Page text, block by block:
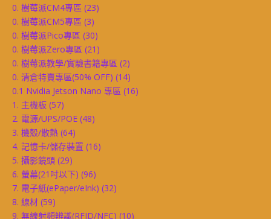
0. 樹莓派CM4專區 (23)
0. 樹莓派CM5專區 (3)
0. 樹莓派Pico專區 (30)
0. 樹莓派Zero專區 (21)
0. 樹莓派教學/實驗書籍專區 (2)
0. 清倉特賣專區(50% OFF) (14)
0.1 Nvidia Jetson Nano 專區 (16)
1. 主機板 (57)
2. 電源/UPS/POE (48)
3. 機殼/散熱 (64)
4. 記憶卡/儲存裝置 (16)
5. 攝影鏡頭 (29)
6. 螢幕(21吋以下) (96)
7. 電子紙(ePaper/eInk) (32)
8. 線材 (59)
9. 無線射頻辨識(RFID/NFC) (10)